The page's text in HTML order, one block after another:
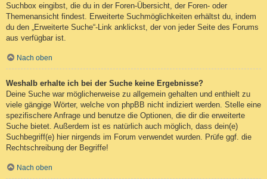
Suchbox eingibst, die du in der Foren-Übersicht, der Foren- oder
Themenansicht findest. Erweiterte Suchmöglichkeiten erhältst du, indem
du den „Erweiterte Suche“-Link anklickst, der von jeder Seite des Forums
aus verfügbar ist.
Nach oben
Weshalb erhalte ich bei der Suche keine Ergebnisse?
Deine Suche war möglicherweise zu allgemein gehalten und enthielt zu
viele gängige Wörter, welche von phpBB nicht indiziert werden. Stelle eine
spezifischere Anfrage und benutze die Optionen, die dir die erweiterte
Suche bietet. Außerdem ist es natürlich auch möglich, dass dein(e)
Suchbegriff(e) hier nirgends im Forum verwendet wurden. Prüfe ggf. die
Rechtschreibung der Begriffe!
Nach oben